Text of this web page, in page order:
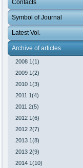
Contacts
Symbol of Journal
Latest Vol.
Archive of articles
2008 1(1)
2009 1(2)
2010 1(3)
2011 1(4)
2011 2(5)
2012 1(6)
2012 2(7)
2013 1(8)
2013 2(9)
2014 1(10)